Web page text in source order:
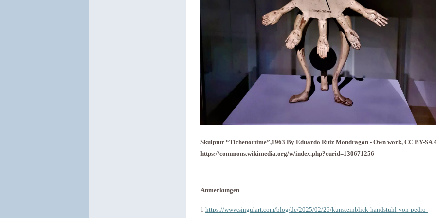
Skulptur “Tichenortime”,1963 By Eduardo Ruiz Mondragón - Own work, CC BY-SA
https://commons.wikimedia.org/w/index.php?curid=130671256
Anmerkungen
1 https://www.singulart.com/blog/de/2025/02/26/kunsteinblick-handstuhl-von-pedro-